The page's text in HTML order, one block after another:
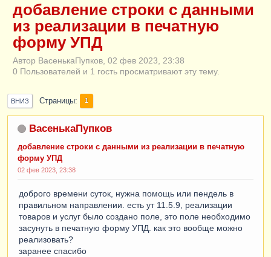
добавление строки с данными
из реализации в печатную
форму УПД
Автор ВасенькаПупков, 02 фев 2023, 23:38
0 Пользователей и 1 гость просматривают эту тему.
ВНИЗ Страницы 1
ВасенькаПупков
добавление строки с данными из реализации в печатную
форму УПД
02 фев 2023, 23:38
доброго времени суток, нужна помощь или пендель в
правильном направлении. есть ут 11.5.9, реализации
товаров и услуг было создано поле, это поле необходимо
засунуть в печатную форму УПД. как это вообще можно
реализовать?
заранее спасибо